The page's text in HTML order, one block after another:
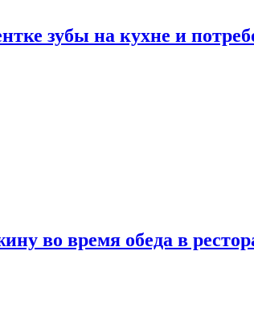
зубы на кухне и
во время обеда в